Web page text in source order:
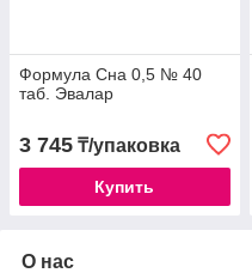
Формула Сна 0,5 № 40
таб. Эвалар
3 745 ₸/упаковка
Купить
О нас